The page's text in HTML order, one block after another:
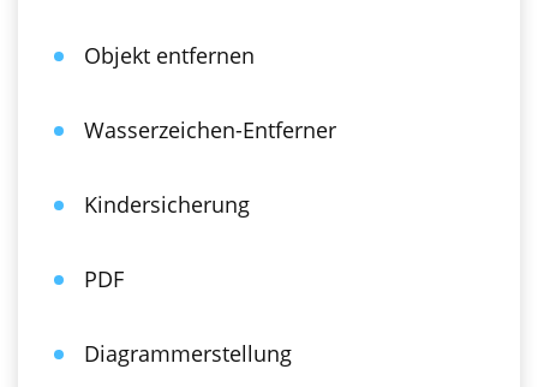
Objekt entfernen
Wasserzeichen-Entferner
Kindersicherung
PDF
Diagrammerstellung